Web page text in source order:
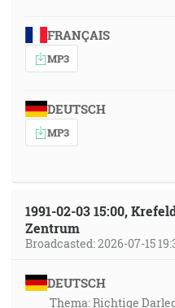
FRANÇAIS
MP3
DEUTSCH
MP3
1991-02-03 15:00,
Zentrum
Broadcasted: 2026-07-15
DEUTSCH
Thema: Richtige